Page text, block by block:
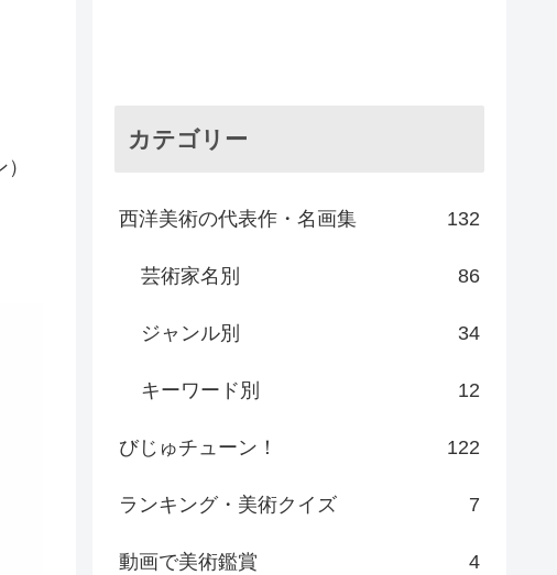
カテゴリー
西洋美術の代表作・名画集 132
芸術家名別 86
ジャンル別 34
キーワード別 12
びじゅチューン！ 122
ランキング・美術クイズ 7
動画で美術鑑賞 4